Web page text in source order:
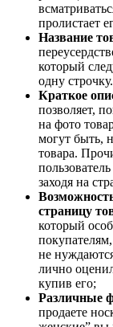
пролистает
Название
который
одну строчку.
Краткое
позволяет,
на фото
могут быть,
товара.
заходя на
страницу
который
не
лично
купив его;
Различные
продаете